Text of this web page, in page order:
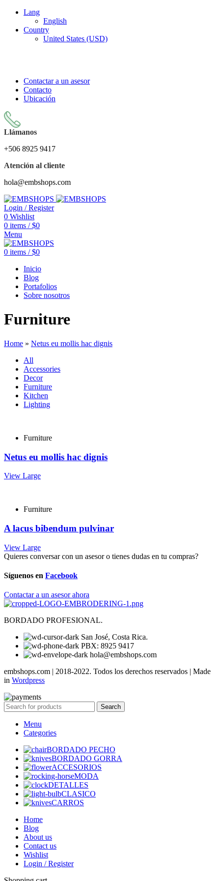
Lang
English
Country
United States (USD)
Contactar a un asesor
Contacto
Ubicación
Llámanos
+506 8925 9417
Atención al cliente
hola@embshops.com
Login / Register
0 Wishlist
0 items / $0
Menu
0 items / $0
Inicio
Blog
Portafolios
Sobre nosotros
Furniture
Home » Netus eu mollis hac dignis
All
Accessories
Decor
Furniture
Kitchen
Lighting
Furniture
Netus eu mollis hac dignis
View Large
Furniture
A lacus bibendum pulvinar
View Large
Quieres conversar con un asesor o tienes dudas en tu compras?
Síguenos en Facebook
Contactar a un asesor ahora
BORDADO PROFESIONAL.
San José, Costa Rica.
PBX: 8925 9417
hola@embshops.com
embshops.com | 2018-2022. Todos los derechos reservados | Made
in Wordpress
Search
Menu
Categories
BORDADO PECHO
BORDADO GORRA
ACCESORIOS
MODA
DETALLES
CLASICO
CARROS
Home
Blog
About us
Contact us
Wishlist
Login / Register